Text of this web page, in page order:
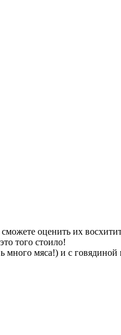
оценить их
того стоило!
много мяса!) и с